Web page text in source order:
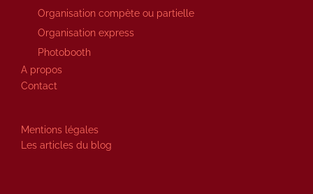
Organisation compète ou partielle
Organisation express
Photobooth
A propos
Contact
Mentions légales
Les articles du blog